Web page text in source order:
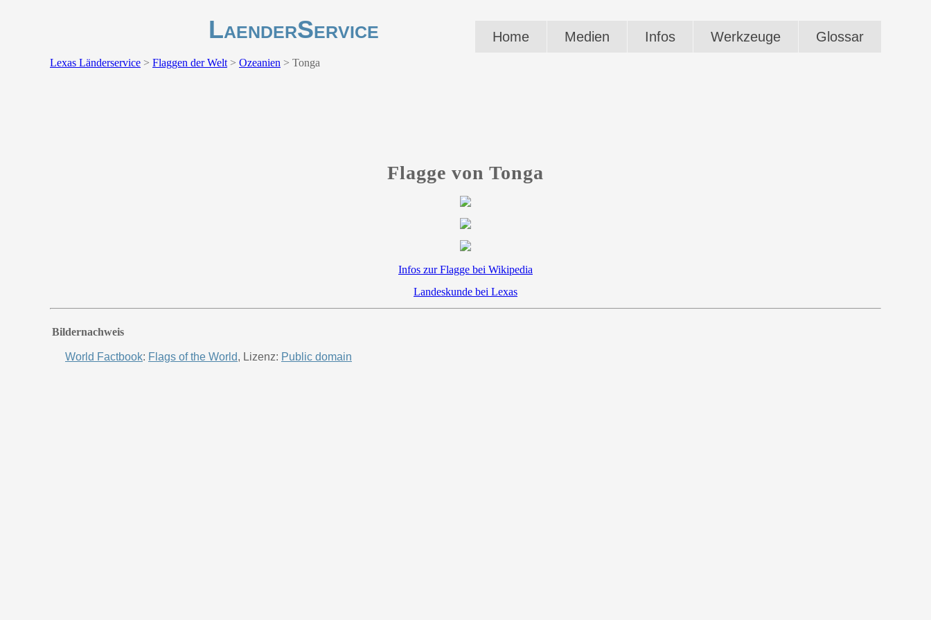
LaenderService Home Medien Infos Werkzeuge Glossar
Lexas Länderservice > Flaggen der Welt > Ozeanien > Tonga
Flagge von Tonga
Infos zur Flagge bei Wikipedia
Landeskunde bei Lexas
Bildernachweis
World Factbook: Flags of the World, Lizenz: Public domain